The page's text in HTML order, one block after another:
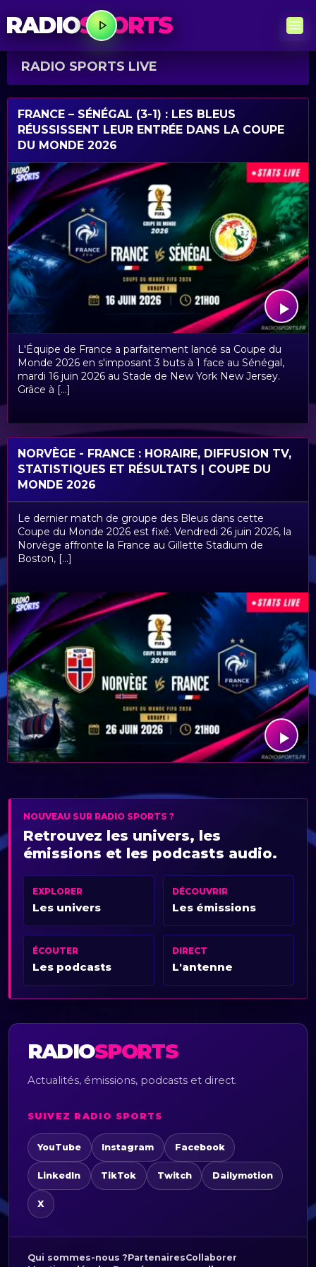
RADIOSPORTS
RADIO SPORTS LIVE
FRANCE – SÉNÉGAL (3-1) : LES BLEUS
RÉUSSISSENT LEUR ENTRÉE DANS LA COUPE
DU MONDE 2026
L'Équipe de France a parfaitement lancé sa Coupe du
Monde 2026 en s'imposant 3 buts à 1 face au Sénégal,
mardi 16 juin 2026 au Stade de New York New Jersey.
Grâce à [...]
NORVÈGE - FRANCE : HORAIRE, DIFFUSION TV,
STATISTIQUES ET RÉSULTATS | COUPE DU
MONDE 2026
Le dernier match de groupe des Bleus dans cette
Coupe du Monde 2026 est fixé. Vendredi 26 juin 2026, la
Norvège affronte la France au Gillette Stadium de
Boston, [...]
NOUVEAU SUR RADIO SPORTS ?
Retrouvez les univers, les
émissions et les podcasts audio.
EXPLORER
Les univers
DÉCOUVRIR
Les émissions
ÉCOUTER
Les podcasts
DIRECT
L'antenne
RADIOSPORTS
Actualités, émissions, podcasts et direct.
SUIVEZ RADIO SPORTS
YouTube Instagram Facebook
LinkedIn TikTok Twitch Dailymotion
X
Qui sommes-nous ?PartenairesCollaborer